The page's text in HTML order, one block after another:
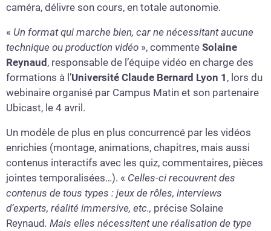
caméra, délivre son cours, en totale autonomie.
« Un format qui marche bien, car ne nécessitant aucune
technique ou production vidéo », commente Solaine
Reynaud, responsable de l’équipe vidéo en charge des
formations à l’Université Claude Bernard Lyon 1 , lors du
webinaire organisé par Campus Matin et son partenaire
Ubicast, le 4 avril.
Un modèle de plus en plus concurrencé par les vidéos
enrichies (montage, animations, chapitres, mais aussi
contenus interactifs avec les quiz, commentaires, pièces
jointes temporalisées…). « Celles-ci recouvrent des
contenus de tous types : jeux de rôles, interviews
d’experts, réalité immersive, etc., précise Solaine
Reynaud. Mais elles nécessitent une réalisation de type